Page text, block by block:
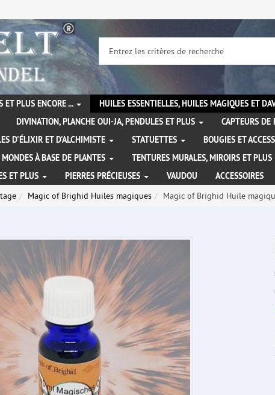
ET PLUS ENCORE ... HUILES ESSENTIELLES, HUILES MAGIQUES ET
DIVINATION, PLANCHE OUI-JA, PENDULES ET PLUS
CAPTEURS DE
D'ÉLIXIR ET D'ALCHIMISTE STATUETTES
BOUGIES ET
MONDES À BASE DE PLANTES TENTURES MURALES, MIROIRS ET PLUS
ET PLUS PIERRES PRÉCIEUSES VAUDOU ACCESSOIRES
Magic of Brighid Huiles magiques Magic of Brighid Huile